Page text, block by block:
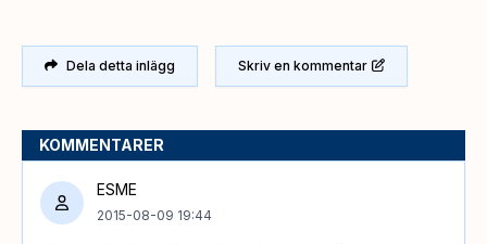
Dela detta inlägg Skriv en kommentar
KOMMENTARER
ESME
2015-08-09 19:44